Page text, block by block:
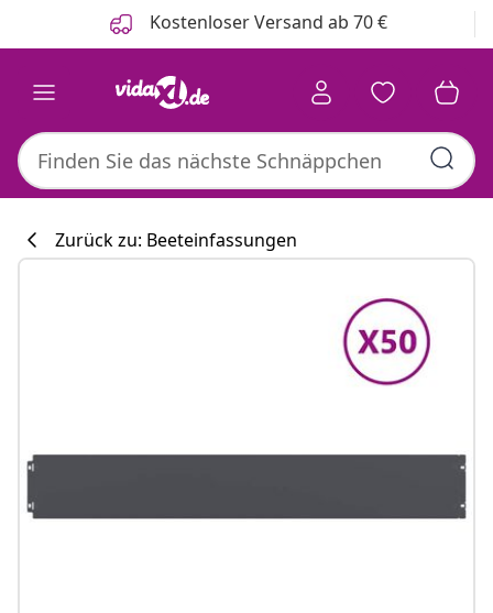
Kostenloser Versand ab 70 €
Zurück zu: Beeteinfassungen